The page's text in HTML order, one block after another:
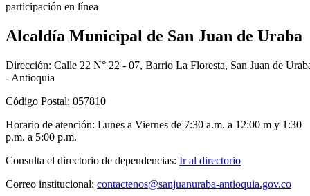
participación en línea
Alcaldía Municipal de San Juan de Uraba
Dirección: Calle 22 N° 22 - 07, Barrio La Floresta, San Juan de
- Antioquia
Código Postal: 057810
Horario de atención: Lunes a Viernes de 7:30 a.m. a 12:00 m y 1:30
p.m. a 5:00 p.m.
Consulta el directorio de dependencias: Ir al directorio
Correo institucional: contactenos@sanjuanuraba-antioquia.gov.co